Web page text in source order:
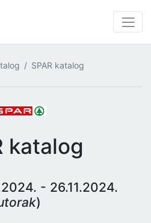
SPAR katalog
katalog
- 26.11.2024.
)